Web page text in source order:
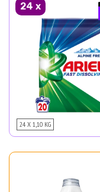
24 x
24 X 1,10 KG